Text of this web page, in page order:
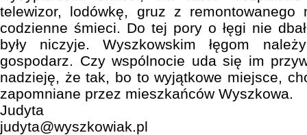
telewizor, lodówkę, gruz z remontowanego
codzienne śmieci. Do tej pory o łęgi nie
były niczyje. Wyszkowskim łęgom
gospodarz. Czy wspólnocie uda się im
nadzieję, że tak, bo to wyjątkowe miejsce,
zapomniane przez mieszkańców Wyszkowa.
Judyta
judyta@wyszkowiak.pl